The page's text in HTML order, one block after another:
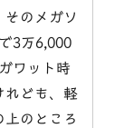
のメガソ
3万6,000
ワット時
れども、軽
のところ